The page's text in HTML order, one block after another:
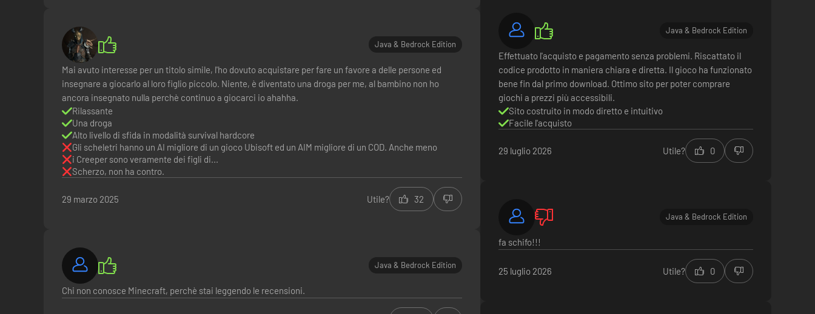
Java & Bedrock Edition
Mai avuto interesse per un titolo simile, l'ho dovuto acquistare per fare un favore a delle persone ed
insegnare a giocarlo al loro figlio piccolo. Niente, è diventato una droga per me, al bambino non ho
ancora insegnato nulla perchè continuo a giocarci io ahahha.
Rilassante
Una droga
Alto livello di sfida in modalità survival hardcore
Gli scheletri hanno un AI migliore di un gioco Ubisoft ed un AIM migliore di un COD. Anche meno
i Creeper sono veramente dei figli di...
Scherzo, non ha contro.
29 marzo 2025 Utile? 32
Java & Bedrock Edition
Chi non conosce Minecraft, perchè stai leggendo le recensioni.
Java & Bedrock Edition
Effettuato l'acquisto e pagamento senza problemi. Riscattato il
codice prodotto in maniera chiara e diretta. Il gioco ha funzionato
bene fin dal primo download. Ottimo sito per poter comprare
giochi a prezzi più accessibili.
Sito costruito in modo diretto e intuitivo
Facile l'acquisto
29 luglio 2026 Utile? 0
Java & Bedrock Edition
fa schifo!!!
25 luglio 2026 Utile? 0